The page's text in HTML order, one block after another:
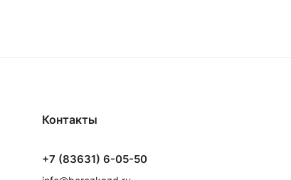
Контакты
+7 (83631) 6-05-50